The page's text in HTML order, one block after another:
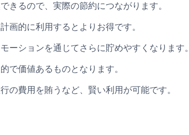
きるので、実際の節約につながります。
画的に利用するとよりお得です。
ーションを通じてさらに貯めやすくなります。
で価値あるものとなります。
の費用を賄うなど、賢い利用が可能です。